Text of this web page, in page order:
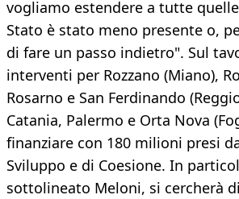
vogliamo estendere a tutte
Stato è stato meno presente o,
di fare un passo indietro". Sul
interventi per Rozzano (Miano),
Rosarno e San Ferdinando
Catania, Palermo e Orta Nova
finanziare con 180 milioni presi
Sviluppo e di Coesione. In
sottolineato Meloni, si cercherà di